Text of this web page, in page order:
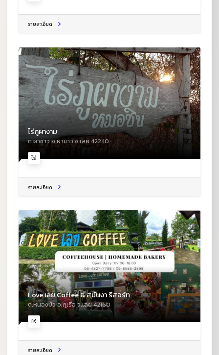
รายละเอียด
ไร่
ไร่ภูผางาม
ต.ผาขาว อ.ผาขาว จ.เลย 42240
รายละเอียด
ไร่
Love เลย Coffee & สบันงา รีสอร์ท
ต.หนองบัว อ.ภูเรือ จ.เลย 42160
รายละเอียด